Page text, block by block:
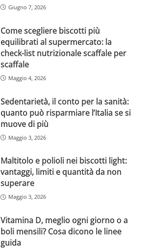
Giugno 7, 2026
Come scegliere biscotti più
equilibrati al supermercato: la
check-list nutrizionale scaffale per
scaffale
Maggio 4, 2026
Sedentarietà, il conto per la sanità:
quanto può risparmiare l’Italia se si
muove di più
Maggio 3, 2026
Maltitolo e polioli nei biscotti light:
vantaggi, limiti e quantità da non
superare
Maggio 3, 2026
Vitamina D, meglio ogni giorno o a
boli mensili? Cosa dicono le linee
guida